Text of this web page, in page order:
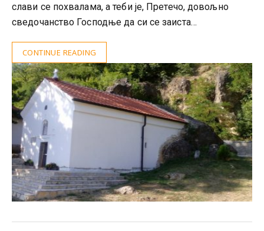
слави се похвалама, а теби је, Претечо, довољно
сведочанство Господње да си се заиста…
CONTINUE READING